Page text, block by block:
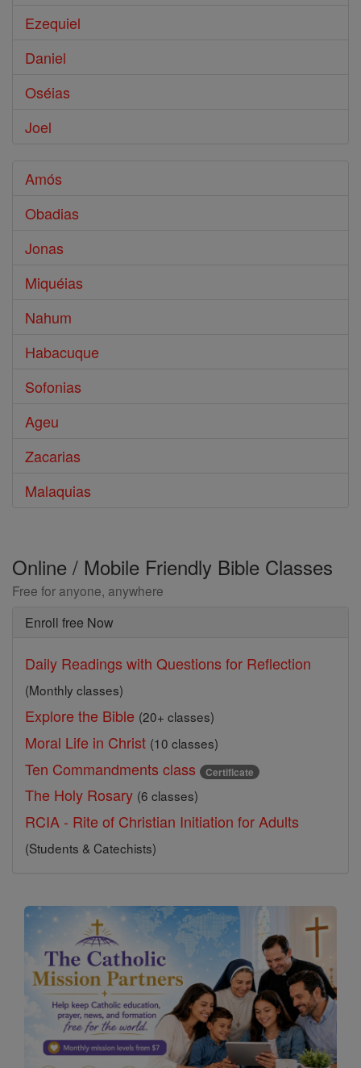
Ezequiel
Daniel
Oséias
Joel
Amós
Obadias
Jonas
Miquéias
Nahum
Habacuque
Sofonias
Ageu
Zacarias
Malaquias
Online / Mobile Friendly Bible Classes
Free for anyone, anywhere
Enroll free Now
Daily Readings with Questions for Reflection
(Monthly classes)
Explore the Bible (20+ classes)
Moral Life in Christ (10 classes)
Ten Commandments class Certificate
The Holy Rosary (6 classes)
RCIA - Rite of Christian Initiation for Adults
(Students & Catechists)